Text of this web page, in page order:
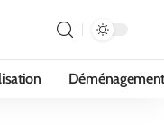
Déménagement